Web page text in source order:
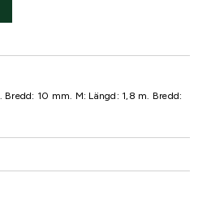
10 mm. M: Längd: 1,8 m. Bredd: